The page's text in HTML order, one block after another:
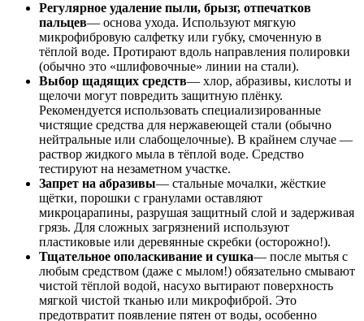
Регулярное удаление пыли, брызг, отпечатков
пальцев— основа ухода. Используют мягкую
микрофибровую салфетку или губку, смоченную в
тёплой воде. Протирают вдоль направления полировки
(обычно это «шлифовочные» линии на стали).
Выбор щадящих средств— хлор, абразивы, кислоты и
щелочи могут повредить защитную плёнку.
Рекомендуется использовать специализированные
чистящие средства для нержавеющей стали (обычно
нейтральные или слабощелочные). В крайнем случае —
раствор жидкого мыла в тёплой воде. Средство
тестируют на незаметном участке.
Запрет на абразивы— стальные мочалки, жёсткие
щётки, порошки с гранулами оставляют
микроцарапины, разрушая защитный слой и задерживая
грязь. Для сложных загрязнений используют
пластиковые или деревянные скребки (осторожно!).
Тщательное ополаскивание и сушка— после мытья с
любым средством (даже с мылом!) обязательно смывают
чистой тёплой водой, насухо вытирают поверхность
мягкой чистой тканью или микрофиброй. Это
предотвратит появление пятен от воды, особенно